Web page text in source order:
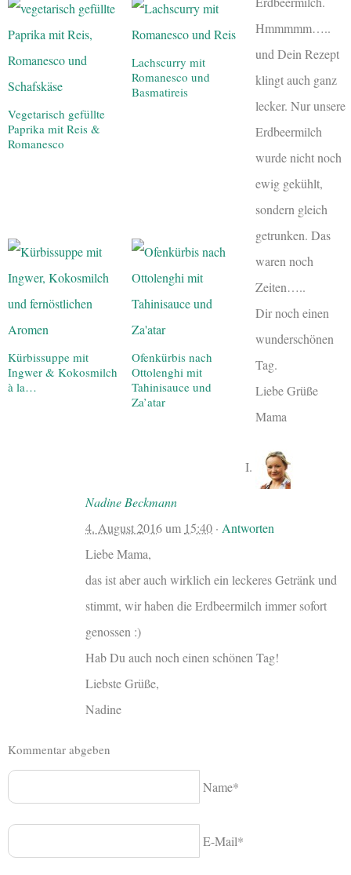
Vegetarisch gefüllte
Paprika mit Reis &
Romanesco
Lachscurry mit
Romanesco und
Basmatireis
Kürbissuppe mit
Ingwer & Kokosmilch
à la…
Ofenkürbis nach
Ottolenghi mit
Tahinisauce und
Za’atar
Hmmmmm…..
und Dein Rezept
klingt auch ganz
lecker. Nur unsere
Erdbeermilch
wurde nicht noch
ewig gekühlt,
sondern gleich
getrunken. Das
waren noch
Zeiten…..
Dir noch einen
wunderschönen
Tag.
Liebe Grüße
Mama
Nadine Beckmann
4. August 2016um 15:40 · Antworten
Liebe Mama,
das ist aber auch wirklich ein leckeres Getränk und
stimmt, wir haben die Erdbeermilch immer sofort
genossen :)
Hab Du auch noch einen schönen Tag!
Liebste Grüße,
Nadine
Kommentar abgeben
Name*
E-Mail*